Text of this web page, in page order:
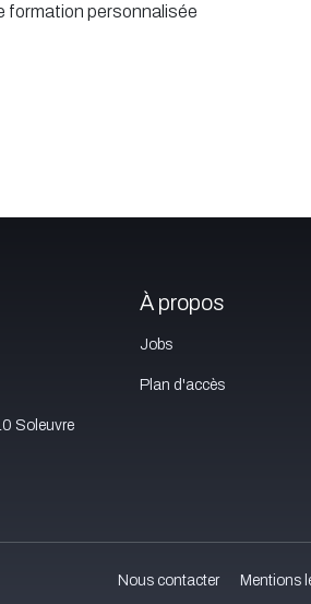
formation personnalisée
Soleuvre
À propos
Jobs
Plan d'accès
Nous contacter Mentions